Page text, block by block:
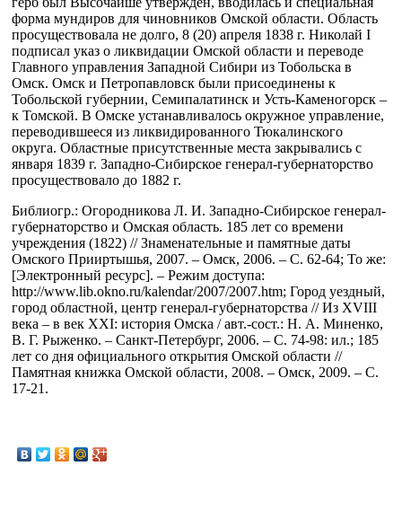
форма мундиров для чиновников Омской области. Область
просуществовала не долго, 8 (20) апреля 1838 г. Николай I
подписал указ о ликвидации Омской области и переводе
Главного управления Западной Сибири из Тобольска в
Омск. Омск и Петропавловск были присоединены к
Тобольской губернии, Семипалатинск и Усть-Каменогорск –
к Томской. В Омске устанавливалось окружное управление,
переводившееся из ликвидированного Тюкалинского
округа. Областные присутственные места закрывались с
января 1839 г. Западно-Сибирское генерал-губернаторство
просуществовало до 1882 г.
Библиогр.: Огородникова Л. И. Западно-Сибирское генерал-
губернаторство и Омская область. 185 лет со времени
учреждения (1822) // Знаменательные и памятные даты
Омского Прииртышья, 2007. – Омск, 2006. – С. 62-64; То же:
[Электронный ресурс]. – Режим доступа:
http://www.lib.okno.ru/kalendar/2007/2007.htm; Город уездный,
город областной, центр генерал-губернаторства // Из XVIII
века – в век XXI: история Омска / авт.-сост.: Н. А. Миненко,
В. Г. Рыженко. – Санкт-Петербург, 2006. – С. 74-98: ил.; 185
лет со дня официального открытия Омской области //
Памятная книжка Омской области, 2008. – Омск, 2009. – С.
17-21.